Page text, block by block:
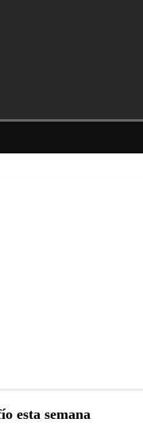
esta semana